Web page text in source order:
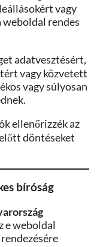
vagy
weboldal rendes
adatvesztésért,
vagy közvetett
vagy súlyosan
ellenőrizzék az
döntéseket
bíróság
e weboldal